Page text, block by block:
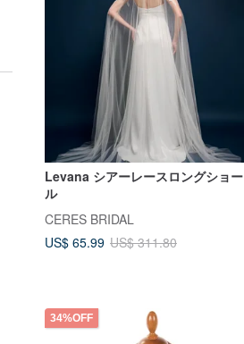
Levana シアーレースロングショー
ル
CERES BRIDAL
US$ 65.99 US$ 311.80
34%OFF